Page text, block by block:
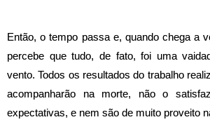
Então, o tempo passa e, quando chega a
percebe que tudo, de fato, foi uma
vento. Todos os resultados do trabalho
acompanharão na morte, não o
expectativas, e nem são de muito proveito